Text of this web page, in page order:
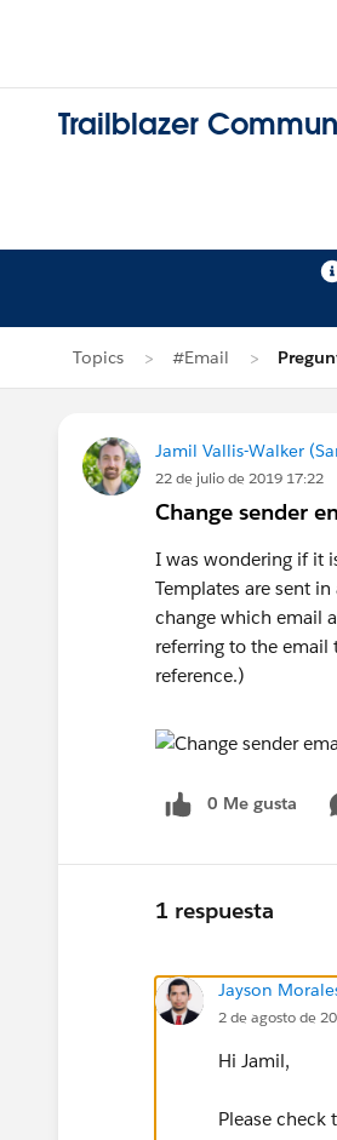
Trailblazer
Topics #Email
Jamil Vallis-Walker
22 de julio de 2019 17:22
Change sender
I was wondering if it
Templates are sent
change which email
referring to the email
reference.)
0 Me gusta
1 respuesta
Jayson
2 de agosto de
Hi Jamil,
Please check